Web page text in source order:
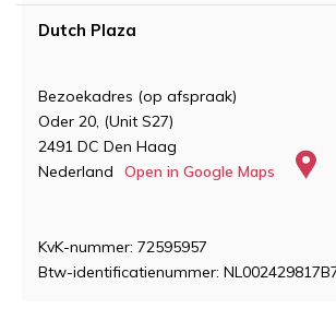
Dutch Plaza
Bezoekadres (op afspraak)
Oder 20, (Unit S27)
2491 DC Den Haag
Nederland
Open in Google Maps
KvK-nummer: 72595957
Btw-identificatienummer: